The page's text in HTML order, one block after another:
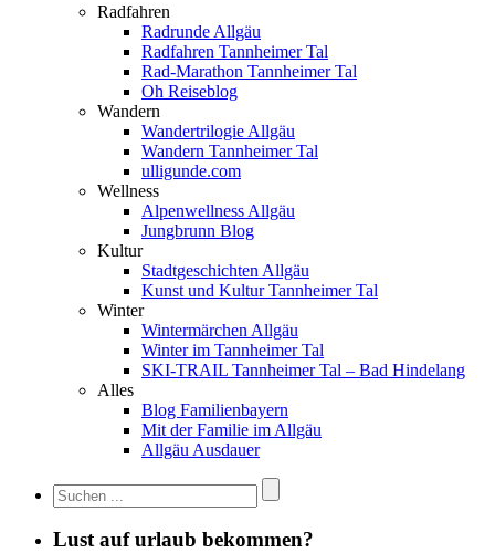
Radfahren
Radrunde Allgäu
Radfahren Tannheimer Tal
Rad-Marathon Tannheimer Tal
Oh Reiseblog
Wandern
Wandertrilogie Allgäu
Wandern Tannheimer Tal
ulligunde.com
Wellness
Alpenwellness Allgäu
Jungbrunn Blog
Kultur
Stadtgeschichten Allgäu
Kunst und Kultur Tannheimer Tal
Winter
Wintermärchen Allgäu
Winter im Tannheimer Tal
SKI-TRAIL Tannheimer Tal – Bad Hindelang
Alles
Blog Familienbayern
Mit der Familie im Allgäu
Allgäu Ausdauer
Lust auf urlaub bekommen?